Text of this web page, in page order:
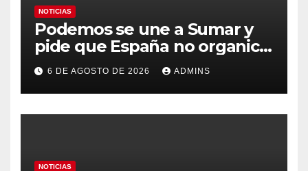
NOTICIAS
Podemos se une a Sumar y
pide que España no organice
el Mundial 2030 con
Marruecos por «atentar
contra la soberanía nacional»
6 DE AGOSTO DE 2026 ADMINS
NOTICIAS